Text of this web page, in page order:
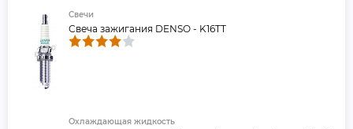
Свечи
Свеча зажигания DENSO - K16TT
Охлаждающая жидкость